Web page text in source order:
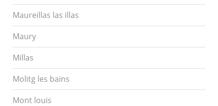
Maureillas las illas
Maury
Millas
Molitg les bains
Mont louis